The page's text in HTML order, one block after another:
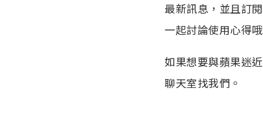
最新訊息，並且訂
一起討論使用心得
如果想要與蘋果迷
聊天室找我們。